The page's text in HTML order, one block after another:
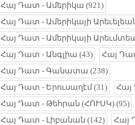
Հայ Դատ - Ամերիկա (921)
Հայ Դատ - Ամերիկայի
Հայ Դատ - Ամերիկայի
Հայ Դատ - Անգլիա (43) Հայ
Հայ Դատ - Գանատա (238)
Հայ Դատ - Երուսաղէմ(31) Հայ
Հայ Դատ - Թեհրան (ՀՈՒՍԿ) (95)
Հայ Դատ - Լիբանան (142) Հայ